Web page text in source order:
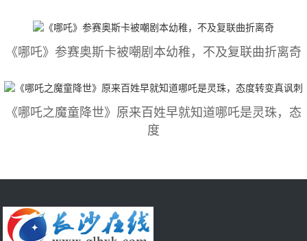
《哪吒》参赛奥斯卡被嘲剧本幼稚，不及复联曲折离奇
《哪吒之魔童降世》原来百姓早就知道哪吒是灵珠，态
度